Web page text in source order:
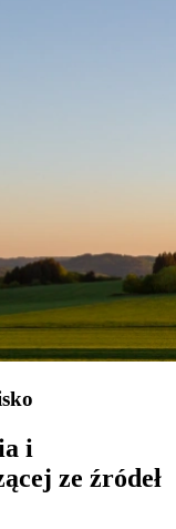
i
ze źródeł